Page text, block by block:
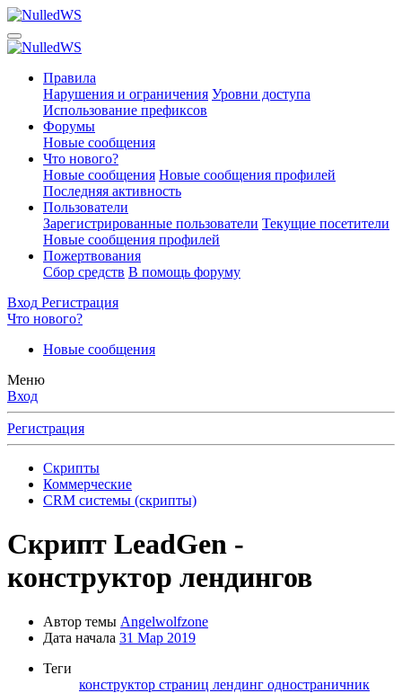
Правила
Нарушения и ограничения Уровни доступа
Использование префиксов
Форумы
Новые сообщения
Что нового?
Новые сообщения Новые сообщения профилей
Последняя активность
Пользователи
Зарегистрированные пользователи Текущие посетители
Новые сообщения профилей
Пожертвования
Сбор средств В помощь форуму
Вход Регистрация
Что нового?
Новые сообщения
Меню
Вход
Регистрация
Скрипты
Коммерческие
CRM системы (скрипты)
Скрипт LeadGen -
конструктор лендингов
Автор темы Angelwolfzone
Дата начала 31 Мар 2019
Теги
конструктор страниц лендинг одностраничник